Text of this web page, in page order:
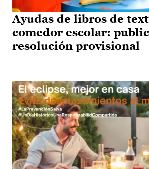
Ayudas de libros de
comedor escolar:
resolución provisional